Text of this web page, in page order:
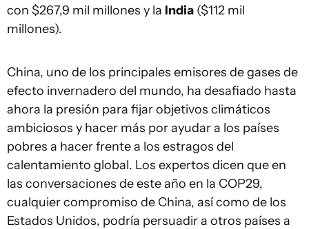
con $267,9 mil millones y la India ($112 mil
millones).
China, uno de los principales emisores de gases de
efecto invernadero del mundo, ha desafiado hasta
ahora la presión para fijar objetivos climáticos
ambiciosos y hacer más por ayudar a los países
pobres a hacer frente a los estragos del
calentamiento global. Los expertos dicen que en
las conversaciones de este año en la COP29,
cualquier compromiso de China, así como de los
Estados Unidos, podría persuadir a otros países a